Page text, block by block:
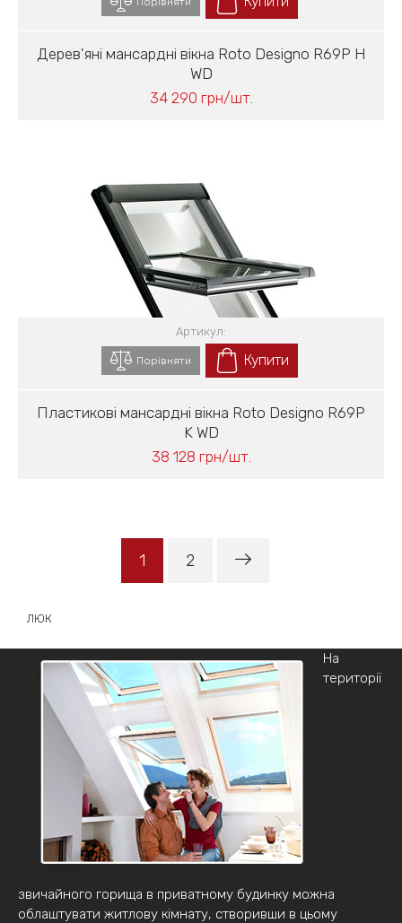
Дерев'яні мансардні вікна Roto Designo R69P H
WD
34 290 грн/шт.
Пластикові мансардні вікна Roto Designo R69P
K WD
38 128 грн/шт.
Артикул:
Порівняти Купити
1 2
ЛЮК
На
території
звичайного горища в приватному будинку можна
облаштувати житлову кімнату, створивши в цьому